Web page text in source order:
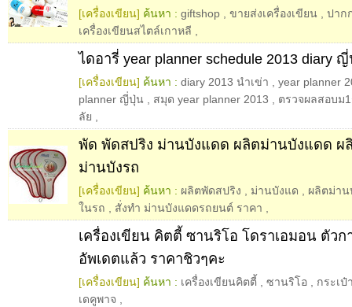
[เครื่องเขียน] ค้นหา : giftshop ขายส่งเครื่องเขียน
ปาก
เครื่องเขียนสไตล์เกาหลี
ไดอารี่ year planner schedule 2013 diary
[เครื่องเขียน] ค้นหา : diary 2013 นำเข่า
year planner
planner ญี่ปุ่น
สมุด year planner 2013
ตรวจผลสอบม
ลัย
พัด พัดสปริง ม่านบังแดด ผลิตม่านบังแดด ผ
ม่านบังรถ
[เครื่องเขียน] ค้นหา : ผลิตพัดสปริง ม่านบังแด
ผลิตม่าน
ในรถ
สั่งทำ ม่านบังแดดรถยนต์ ราคา
เครื่องเขียน คิตตี้ ซานริโอ โดราเอมอน ตัว
อัพเดตแล้ว ราคาชิวๆคะ
[เครื่องเขียน] ค้นหา : เครื่องเขียนคิตตี้ ซานริโอ
กระเป๋
เดคูพาจ